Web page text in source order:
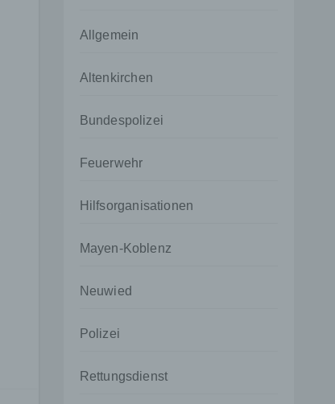
Allgemein
Altenkirchen
Bundespolizei
Feuerwehr
Hilfsorganisationen
Mayen-Koblenz
Neuwied
Polizei
Rettungsdienst